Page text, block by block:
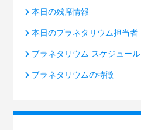
本日の残席情報
本日のプラネタリウム担当者
プラネタリウム スケジュール
プラネタリウムの特徴